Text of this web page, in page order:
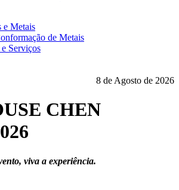
e Metais
de Metais
Serviços
8 de Agosto de 2026
CHEN
viva a experiência.